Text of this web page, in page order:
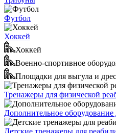
Футбол
Хоккей
Хоккей
Военно-спортивное
Площадки для выгула и
Тренажеры для физической
Дополнительное оборудование
Детские тренажеры для